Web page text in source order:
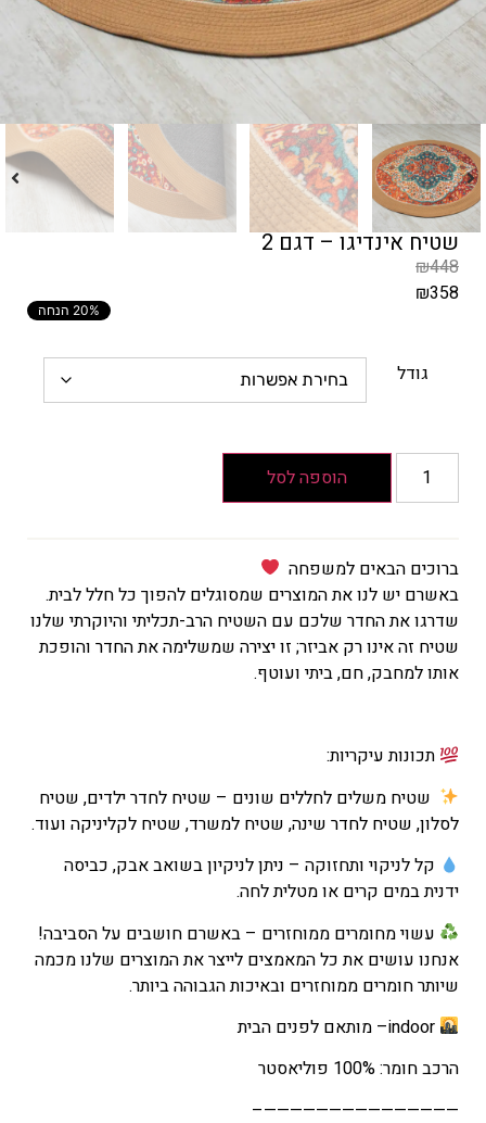
שטיח אינדיגו – דגם 2
₪448
₪358
הנוכחי
₪358
20% הנחה
גודל
הוספה לסל
ברוכים הבאים למשפחה
באשרם יש לנו את המוצרים שמסוגלים להפוך כל חלל לבית.
שדרגו את החדר שלכם עם השטיח הרב-תכליתי והיוקרתי שלנו
שטיח זה אינו רק אביזר; זו יצירה שמשלימה את החדר והופכת
אותו למחבק, חם, ביתי ועוטף.
תכונות עיקריות:
שטיח משלים לחללים שונים – שטיח לחדר ילדים, שטיח
לסלון, שטיח לחדר שינה, שטיח למשרד, שטיח לקליניקה ועוד.
קל לניקוי ותחזוקה – ניתן לניקיון בשואב אבק, כביסה
ידנית במים קרים או מטלית לחה.
עשוי מחומרים ממוחזרים – באשרם חושבים על הסביבה!
אנחנו עושים את כל המאמצים לייצר את המוצרים שלנו מכמה
שיותר חומרים ממוחזרים ובאיכות הגבוהה ביותר.
indoor– מותאם לפנים הבית
הרכב חומר: 100% פוליאסטר
———————————————–